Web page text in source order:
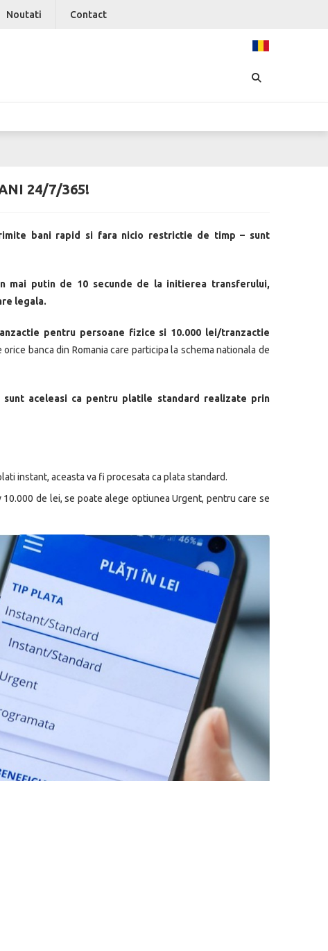
Noutati Contact
24/7/365!
bani rapid si fara nicio restrictie de timp – sunt
mai putin de 10 secunde de la initierea transferului,
legala.
pentru persoane fizice si 10.000 lei/tranzactie
banca din Romania care participa la schema nationala de
sunt aceleasi ca pentru platile standard realizate prin
instant, aceasta va fi procesata ca plata standard.
de lei, se poate alege optiunea Urgent, pentru care se